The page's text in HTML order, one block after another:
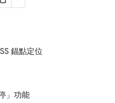
錨點定位
」功能